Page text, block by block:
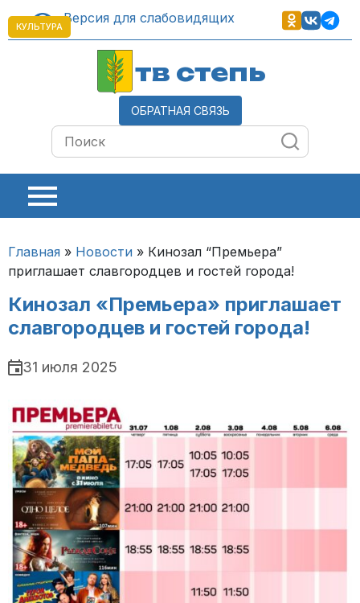
Версия для слабовидящих
тв степь
ОБРАТНАЯ СВЯЗЬ
Главная » Новости » Кинозал “Премьера”
приглашает славгородцев и гостей города!
Кинозал «Премьера» приглашает
славгородцев и гостей города!
КУЛЬТУРА
31 июля 2025